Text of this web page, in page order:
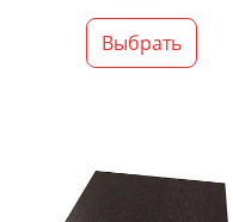
Выбрать